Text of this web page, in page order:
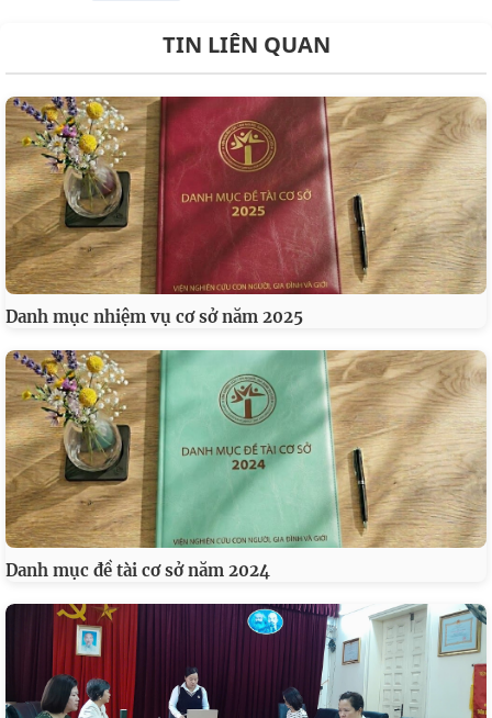
TIN LIÊN QUAN
Danh mục nhiệm vụ cơ sở năm 2025
Danh mục đề tài cơ sở năm 2024